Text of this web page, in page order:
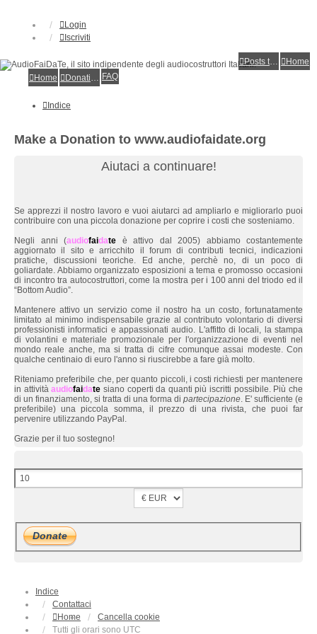
Login
Iscriviti
Posts toplist
Home
Home
Donations FAQ
Indice
Make a Donation to www.audiofaidate.org
Aiutaci a continuare!
Se apprezzi il nostro lavoro e vuoi aiutarci ad ampliarlo e migliorarlo puoi
contribuire con una piccola donazione per coprire i costi che sosteniamo.
Negli anni (audiofaidate è attivo dal 2005) abbiamo costantemente
aggiornato il sito e arricchito il forum di contributi tecnici, indicazioni
pratiche, discussioni teoriche. Ed anche, perchè no, di un poco di
goliardate. Abbiamo organizzato esposizioni a tema e promosso occasioni
di incontro tra autocostruttori, come la mostra per i 100 anni del triodo ed il
“Bottom Audio”.
Mantenere attivo un servizio come il nostro ha un costo, fortunatamente
limitato al minimo indispensabile grazie al contributo volontario di diversi
professionisti informatici e appassionati audio. L'affitto di locali, la stampa
di volantini e materiale promozionale per l'organizzazione di eventi nel
mondo reale anche, ma si tratta di cifre comunque assai modeste. Con
qualche centinaio di euro l'anno si riuscirebbe a fare già molto.
Riteniamo preferibile che, per quanto piccoli, i costi richiesti per mantenere
in attivitàaudiofaidate siano coperti da quanti più iscritti possibile. Più che
di un finanziamento, si tratta di una forma di partecipazione. E' sufficiente (e
preferibile) una piccola somma, il prezzo di una rivista, che puoi far
pervenire utilizzando PayPal.
Grazie per il tuo sostegno!
Indice
Contattaci
Home
Cancella cookie
Tutti gli orari sono UTC